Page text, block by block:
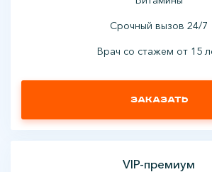
Срочный вызов 24/7
Врач со стажем от 15
Заказать
VIP-премиум